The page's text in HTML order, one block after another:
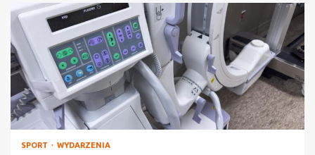
SPORT WYDARZENIA